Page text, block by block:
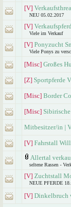
[V]
NEU 05.02.2017
[V]
Viele im Verkauf
[V] Ponyzucht
Viele Ponys zu
[Misc] Großes
[Z] Sportpferde
[Misc] Border
[Misc]
Mitbesitzer/in |
[V] Fahrstall
Allertal
seltene Rassen -
[V] Zuchtstall
NEUE PFERDE
[V] Dinkelbruch